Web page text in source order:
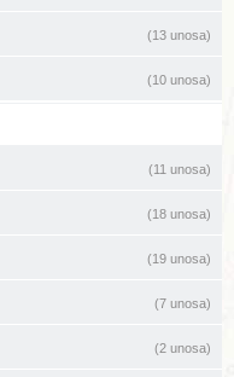
(13 unosa)
(10 unosa)
(11 unosa)
(18 unosa)
(19 unosa)
(7 unosa)
(2 unosa)